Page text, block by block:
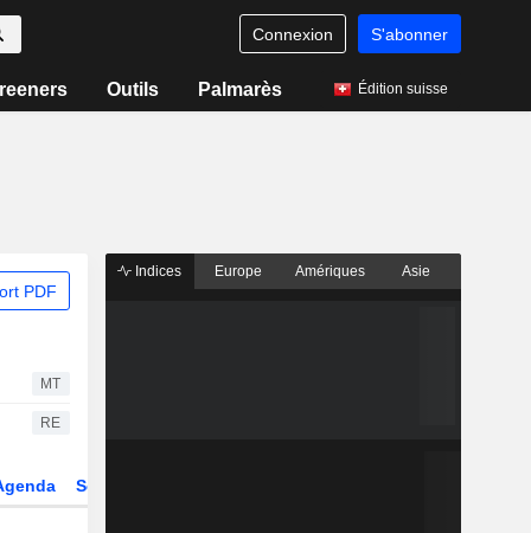
Connexion S'abonner
Outils Palmarès Édition suisse
PDF
MT
RE
Secteur
Indices Europe Amériques Asie